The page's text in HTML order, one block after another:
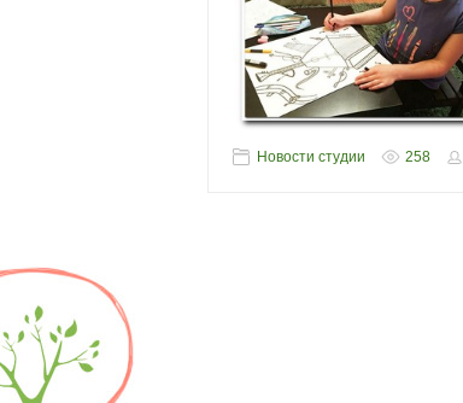
Новости студии 258